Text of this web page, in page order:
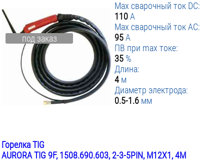
под заказ
Max сварочный ток DC:
110А
Max сварочный ток AC:
95А
ПВ при max токе:
35 %
Длина:
4 м
Диаметр электрода:
0.5-1.6 мм
Горелка TIG
AURORA TIG 9F, 1508.690.603, 2-3-5PIN, M12X1, 4М